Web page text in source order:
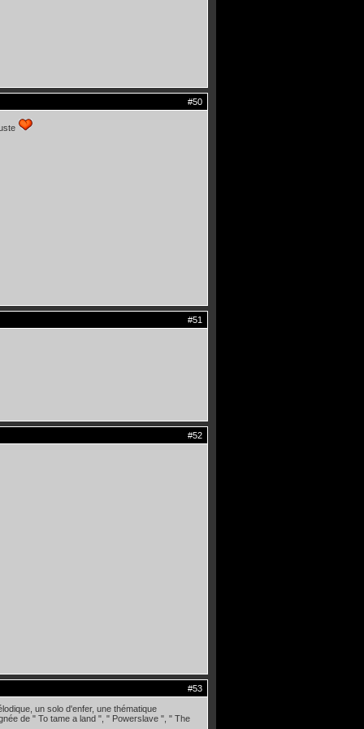
#50
#51
#52
#53
un solo d'enfer, une thématique
de " To tame a land ", " Powerslave ", " The